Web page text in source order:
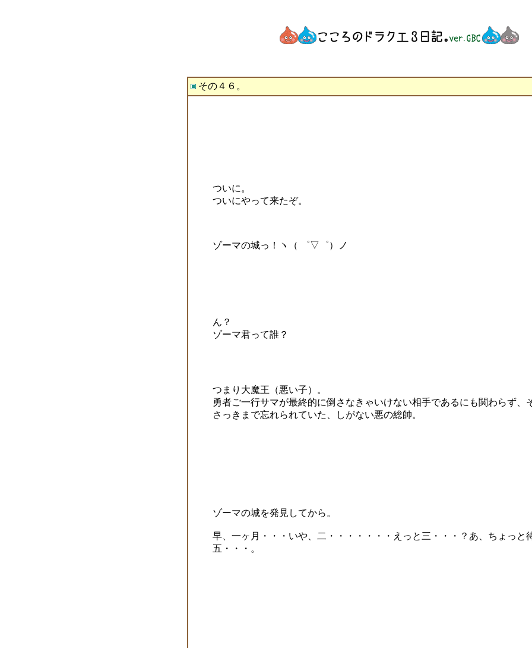
その４６。
ついに。
ついにやって来たぞ。
ゾーマの城っ！ヽ（ ゜▽゜）ノ
ん？
ゾーマ君って誰？
つまり大魔王（悪い子）。
勇者ご一行サマが最終的に倒さなきゃいけない相手であるにも関わらず、
さっきまで忘れられていた、しがない悪の総帥。
ゾーマの城を発見してから。
早、一ヶ月・・・いや、二・・・・・・・えっと三・・・？あ、ちょっと
五・・・。